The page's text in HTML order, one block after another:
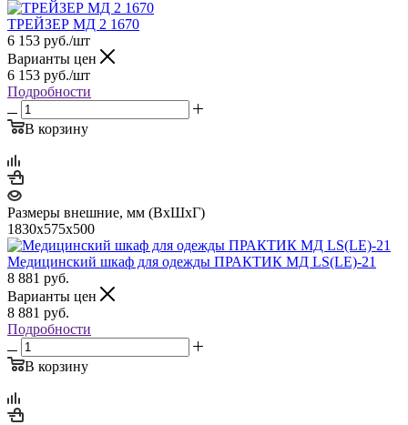
ТРЕЙЗЕР MД 2 1670
6 153 руб./шт
Варианты цен
6 153 руб./шт
Подробности
В корзину
Размеры внешние, мм (ВхШхГ)
1830x575x500
Медицинский шкаф для одежды ПРАКТИК МД LS(LE)-21
8 881 руб.
Варианты цен
8 881 руб.
Подробности
В корзину